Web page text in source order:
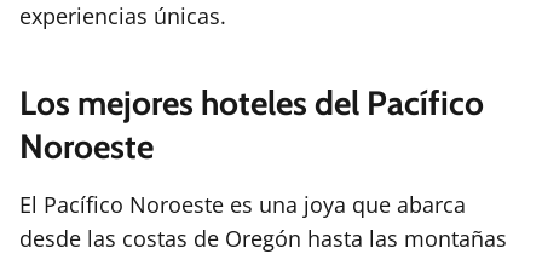
experiencias únicas.
Los mejores hoteles del Pacífico
Noroeste
El Pacífico Noroeste es una joya que abarca
desde las costas de Oregón hasta las montañas